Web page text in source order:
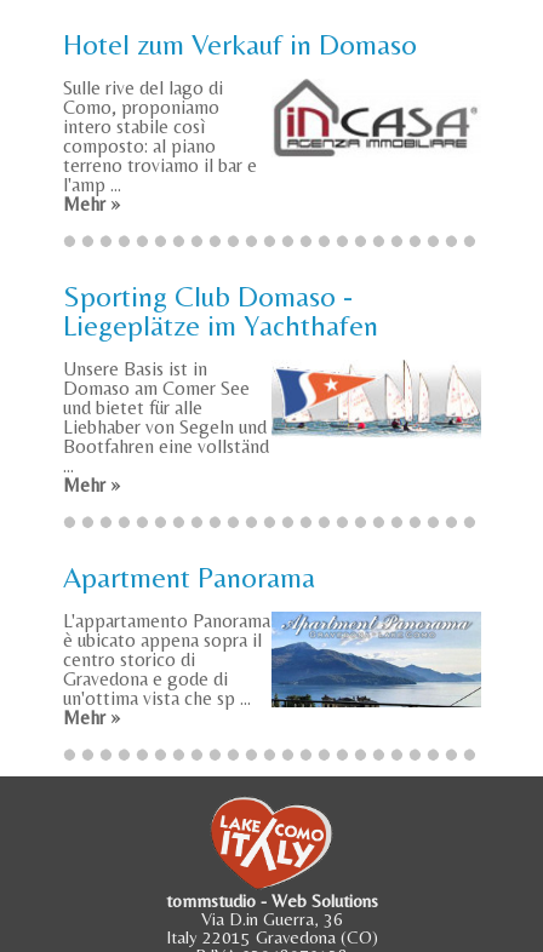
Hotel zum Verkauf in Domaso
Sulle rive del lago di
Como, proponiamo
intero stabile così
composto: al piano
terreno troviamo il bar e
l'amp ...
Mehr »
Sporting Club Domaso -
Liegeplätze im Yachthafen
Unsere Basis ist in
Domaso am Comer See
und bietet für alle
Liebhaber von Segeln und
Bootfahren eine vollständ
...
Mehr »
Apartment Panorama
L'appartamento Panorama
è ubicato appena sopra il
centro storico di
Gravedona e gode di
un'ottima vista che sp ...
Mehr »
tommstudio - Web Solutions
Via D.in Guerra, 36
Italy 22015 Gravedona (CO)